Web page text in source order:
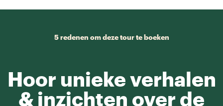
5 redenen om deze tour te boeken
Hoor unieke verhalen
& inzichten over de